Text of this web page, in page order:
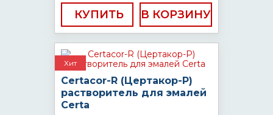
КУПИТЬ
Хит
Certacor-R (Цертакор-Р)
растворитель для эмалей
Certa